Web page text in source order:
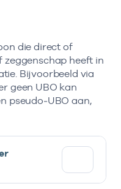
die direct of
zeggenschap heeft in
Bijvoorbeeld via
geen UBO kan
pseudo‑UBO aan,